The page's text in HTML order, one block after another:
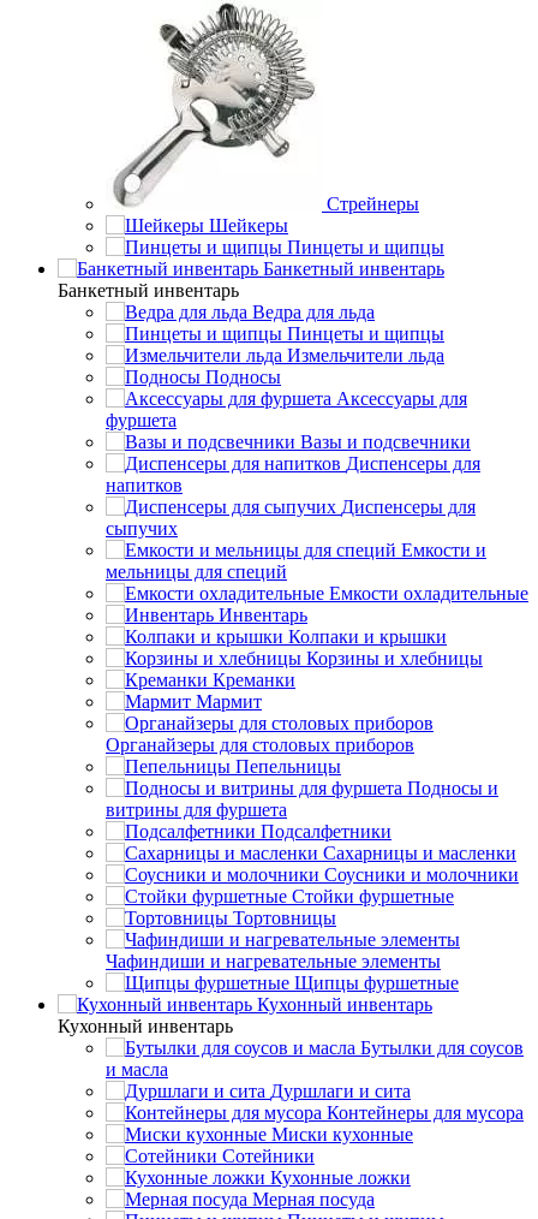
Стрейнеры
Шейкеры
Пинцеты и щипцы
Банкетный инвентарь
Банкетный инвентарь
Ведра для льда
Пинцеты и щипцы
Измельчители льда
Подносы
Аксессуары для
фуршета
Вазы и подсвечники
Диспенсеры для
напитков
Диспенсеры для
сыпучих
Емкости и
мельницы для специй
Емкости охладительные
Инвентарь
Колпаки и крышки
Корзины и хлебницы
Креманки
Мармит
Органайзеры для столовых приборов
Пепельницы
Подносы и
витрины для фуршета
Подсалфетники
Сахарницы и масленки
Соусники и молочники
Стойки фуршетные
Тортовницы
Чафиндиши и нагревательные элементы
Щипцы фуршетные
Кухонный инвентарь
Кухонный инвентарь
Бутылки для соусов
и масла
Дуршлаги и сита
Контейнеры для мусора
Миски кухонные
Сотейники
Кухонные ложки
Мерная посуда